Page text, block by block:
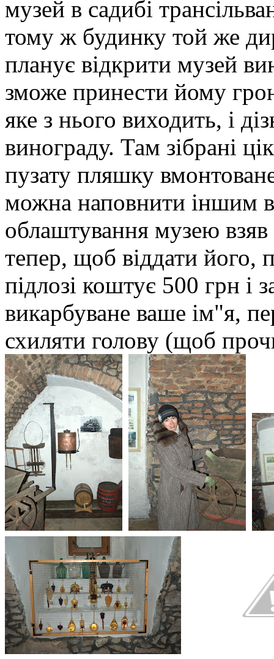
музей в садибі
тому ж будинку той же
планує відкрити музей
зможе принести йому
яке з нього виходить, і
винограду. Там зібрані
пузату пляшку
можна наповнити іншим
облаштування музею взяв
тепер, щоб віддати його,
підлозі коштує 500 грн і
викарбуване ваше ім"я,
схиляти голову (щоб